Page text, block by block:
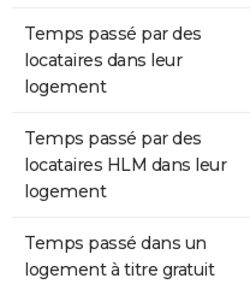
Temps passé par des
locataires dans leur
logement
Temps passé par des
locataires HLM dans leur
logement
Temps passé dans un
logement à titre gratuit